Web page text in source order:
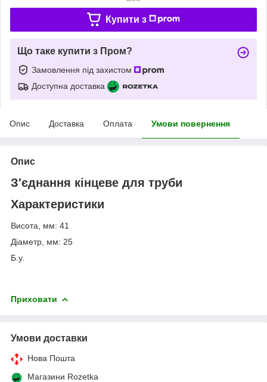
Купити з
Що таке купити з Пром?
Замовлення під захистом
Доступна доставка
Опис Доставка Оплата Умови повернення
Опис
З'єднання кінцеве для труби
Характеристики
Висота, мм: 41
Діаметр, мм: 25
Б.у.
Приховати
Умови доставки
Нова Пошта
Магазини Rozetka